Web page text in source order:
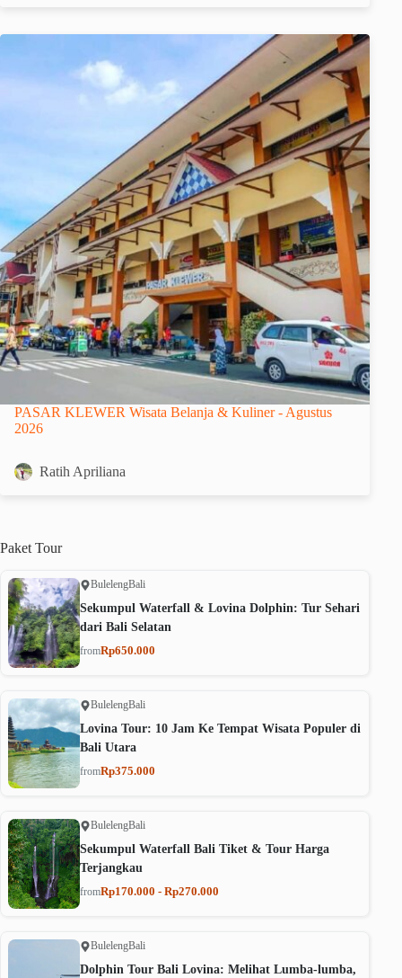
PASAR KLEWER Wisata Belanja & Kuliner - Agustus
2026
Ratih Apriliana
Paket Tour
BulelengBali
Sekumpul Waterfall & Lovina Dolphin: Tur Sehari
dari Bali Selatan
fromRp650.000
BulelengBali
Lovina Tour: 10 Jam Ke Tempat Wisata Populer di
Bali Utara
fromRp375.000
BulelengBali
Sekumpul Waterfall Bali Tiket & Tour Harga
Terjangkau
fromRp170.000 - Rp270.000
BulelengBali
Dolphin Tour Bali Lovina: Melihat Lumba-lumba,